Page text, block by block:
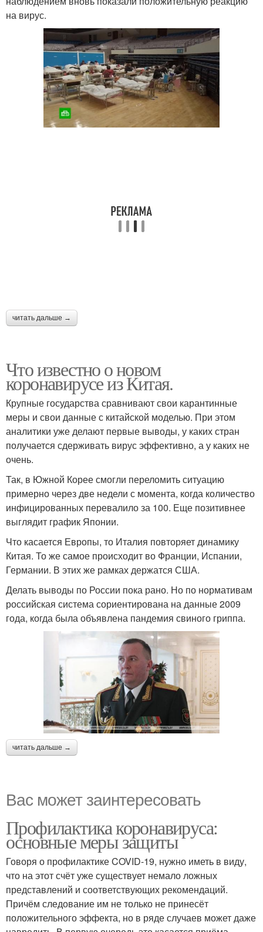
на вирус.
читать дальше →
Что известно о новом
коронавирусе из Китая.
Крупные государства сравнивают свои карантинные
меры и свои данные с китайской моделью. При этом
аналитики уже делают первые выводы, у каких стран
получается сдерживать вирус эффективно, а у каких не
очень.
Так, в Южной Корее смогли переломить ситуацию
примерно через две недели с момента, когда количество
инфицированных перевалило за 100. Еще позитивнее
выглядит график Японии.
Что касается Европы, то Италия повторяет динамику
Китая. То же самое происходит во Франции, Испании,
Германии. В этих же рамках держатся США.
Делать выводы по России пока рано. Но по нормативам
российская система сориентирована на данные 2009
года, когда была объявлена пандемия свиного гриппа.
читать дальше →
Вас может заинтересовать
Профилактика коронавируса:
основные меры защиты
Говоря о профилактике COVID-19, нужно иметь в виду,
что на этот счёт уже существует немало ложных
представлений и соответствующих рекомендаций.
Причём следование им не только не принесёт
положительного эффекта, но в ряде случаев может даже